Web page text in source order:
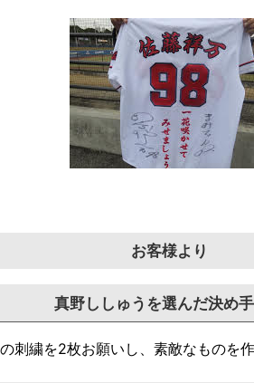
お客様より
真野ししゅうを選んだ決め
刺繍を2枚お願いし、素敵なものを